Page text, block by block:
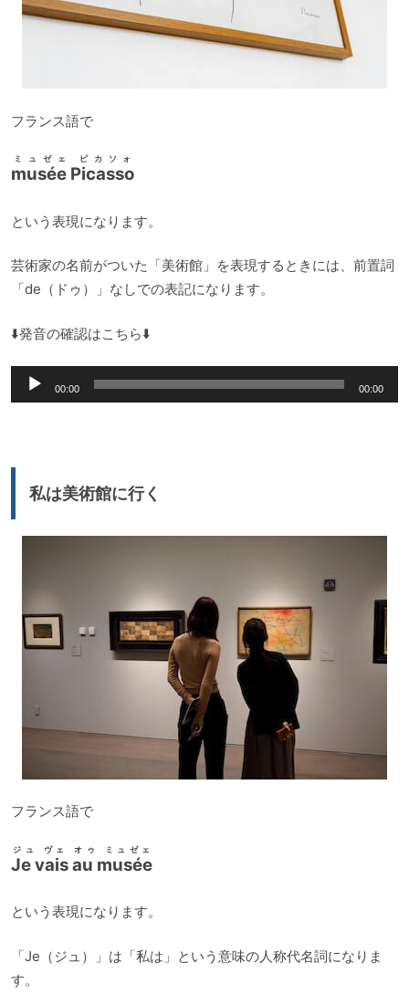
フランス語で
musée Picasso
ミュゼェ ピカソォ
という表現になります。
芸術家の名前がついた「美術館」を表現するときには、前置詞
「de（ドゥ）」なしでの表記になります。
⬇️発音の確認はこちら⬇️
声
ー
00:00 00:00
私は美術館に行く
フランス語で
Je vais au musée
ジュ ヴェ オゥ ミュゼェ
という表現になります。
「Je（ジュ）」は「私は」という意味の人称代名詞になりま
す。